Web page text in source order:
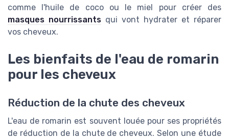
comme l'huile de coco ou le miel pour créer des
masques nourrissants qui vont hydrater et réparer
vos cheveux.
Les bienfaits de l'eau de romarin
pour les cheveux
Réduction de la chute des cheveux
L'eau de romarin est souvent louée pour ses propriétés
de réduction de la chute de cheveux. Selon une étude